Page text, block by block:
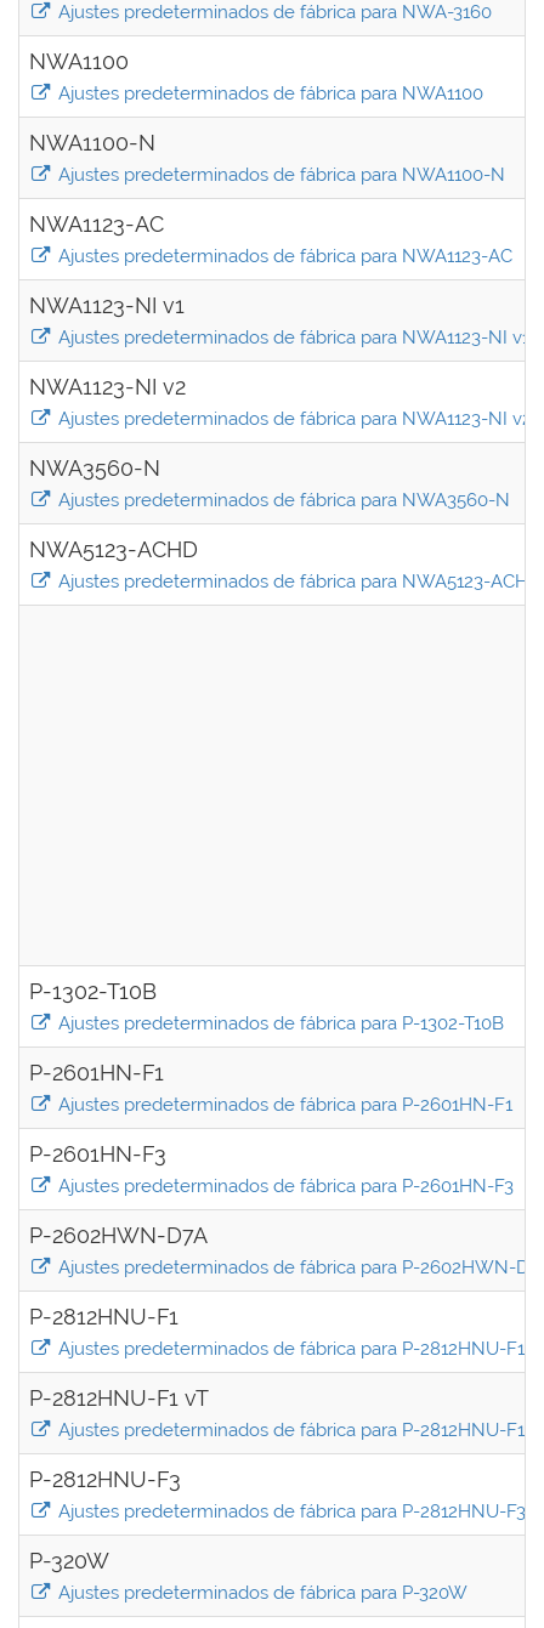
Ajustes predeterminados de fábrica para NWA-3160
NWA1100
Ajustes predeterminados de fábrica para NWA1100
NWA1100-N
Ajustes predeterminados de fábrica para NWA1100-N
NWA1123-AC
Ajustes predeterminados de fábrica para NWA1123-AC
NWA1123-NI v1
Ajustes predeterminados de fábrica para NWA1123-NI v1
NWA1123-NI v2
Ajustes predeterminados de fábrica para NWA1123-NI v2
NWA3560-N
Ajustes predeterminados de fábrica para NWA3560-N
NWA5123-ACHD
Ajustes predeterminados de fábrica para NWA5123-ACHD
P-1302-T10B
Ajustes predeterminados de fábrica para P-1302-T10B
P-2601HN-F1
Ajustes predeterminados de fábrica para P-2601HN-F1
P-2601HN-F3
Ajustes predeterminados de fábrica para P-2601HN-F3
P-2602HWN-D7A
Ajustes predeterminados de fábrica para P-2602HWN-
P-2812HNU-F1
Ajustes predeterminados de fábrica para P-2812HNU-F1
P-2812HNU-F1 vT
Ajustes predeterminados de fábrica para P-2812HNU-F1
P-2812HNU-F3
Ajustes predeterminados de fábrica para P-2812HNU-F3
P-320W
Ajustes predeterminados de fábrica para P-320W